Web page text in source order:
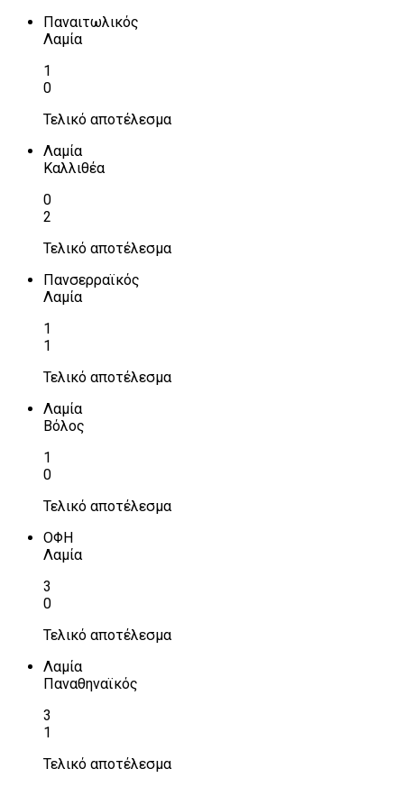
Παναιτωλικός
Λαμία
1
0
Τελικό αποτέλεσμα
Λαμία
Καλλιθέα
0
2
Τελικό αποτέλεσμα
Πανσερραϊκός
Λαμία
1
1
Τελικό αποτέλεσμα
Λαμία
Βόλος
1
0
Τελικό αποτέλεσμα
ΟΦΗ
Λαμία
3
0
Τελικό αποτέλεσμα
Λαμία
Παναθηναϊκός
3
1
Τελικό αποτέλεσμα